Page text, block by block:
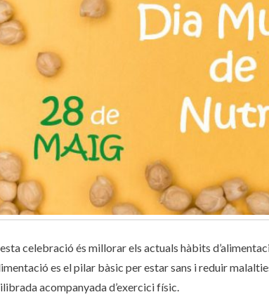
celebració és millorar els actuals hàbits
es el pilar bàsic per estar sans i reduir
acompanyada d’exercici físic.